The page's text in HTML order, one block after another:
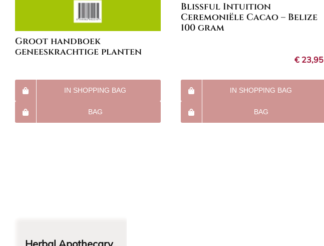
Groot handboek
geneeskrachtige planten
IN SHOPPING BAG
BAG
Blissful Intuition
Ceremoniële Cacao – Belize
100 gram
€ 23,95
IN SHOPPING BAG
BAG